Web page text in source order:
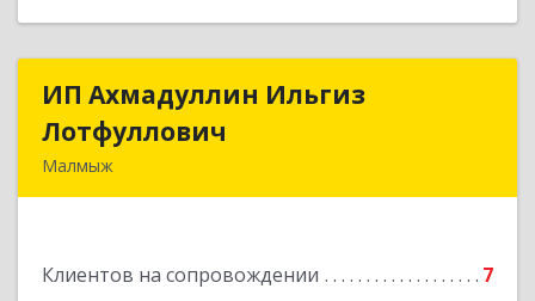
ИП Ахмадуллин Ильгиз
Лотфуллович
Малмыж
Клиентов на сопровождении 7
ИП Ахмадуллин Ильгиз
Подробнее